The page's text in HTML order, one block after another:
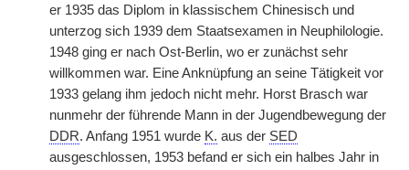
er 1935 das Diplom in klassischem Chinesisch und
unterzog sich 1939 dem Staatsexamen in Neuphilologie.
1948 ging er nach Ost-Berlin, wo er zunächst sehr
willkommen war. Eine Anknüpfung an seine Tätigkeit vor
1933 gelang ihm jedoch nicht mehr. Horst Brasch war
nunmehr der führende Mann in der Jugendbewegung der
DDR. Anfang 1951 wurde K. aus der SED
ausgeschlossen, 1953 befand er sich ein halbes Jahr in